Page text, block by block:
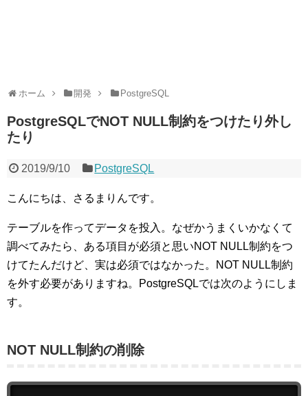
ホーム 開発 PostgreSQL
PostgreSQLでNOT NULL制約をつけたり外し
たり
2019/9/10 PostgreSQL
こんにちは、さるまりんです。
テーブルを作ってデータを投入。なぜかうまくいかなくて
調べてみたら、ある項目が必須と思いNOT NULL制約をつ
けてたんだけど、実は必須ではなかった。NOT NULL制約
を外す必要がありますね。PostgreSQLでは次のようにしま
す。
NOT NULL制約の削除